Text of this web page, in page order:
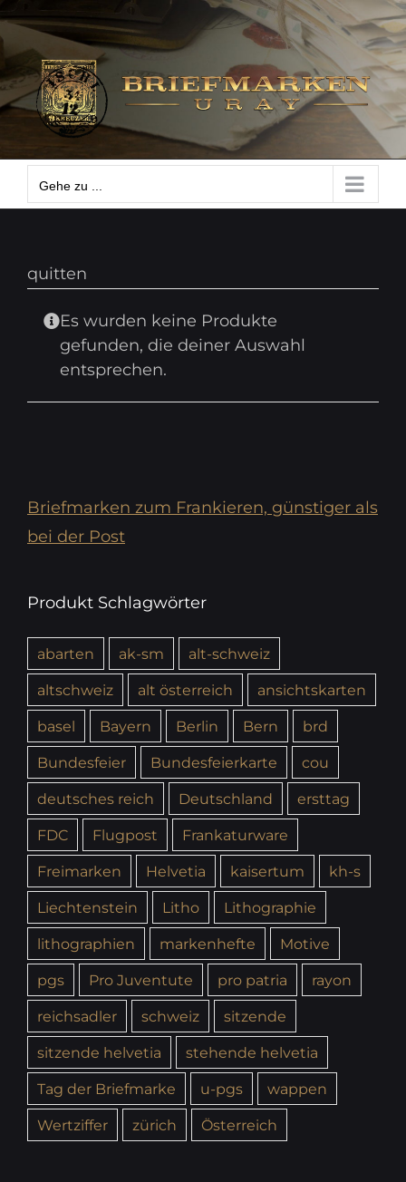
Zum
Inhalt
springen
Gehe zu ...
Gehe zu ...
quitten
Es wurden keine Produkte
gefunden, die deiner Auswahl
entsprechen.
Briefmarken zum Frankieren, günstiger als
bei der Post
Produkt Schlagwörter
abarten ak-sm
alt-schweiz
altschweiz
alt österreich
ansichtskarten
basel
Bayern Berlin Bern
brd
Bundesfeier
Bundesfeierkarte
cou
deutsches reich
Deutschland
ersttag
FDC
Flugpost
Frankaturware
Freimarken
Helvetia kaisertum
kh-s
Liechtenstein
Litho
Lithographie
lithographien
markenhefte
Motive
pgs
Pro Juventute pro patria
rayon
reichsadler
schweiz
sitzende
sitzende helvetia
stehende helvetia
Tag der Briefmarke
u-pgs
wappen
Wertziffer
zürich Österreich